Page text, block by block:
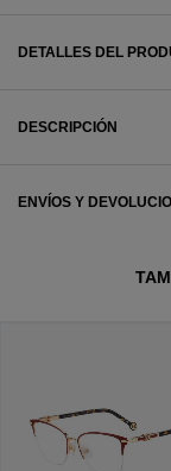
DETALLES DEL
DESCRIPCIÓN
ENVÍOS Y